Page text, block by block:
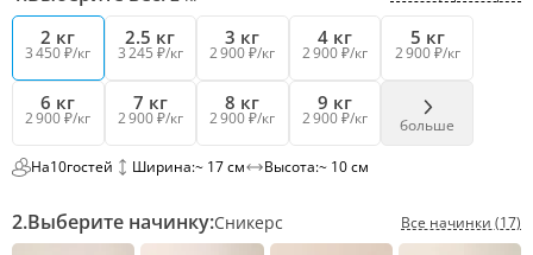
2 кг
3 450 ₽/кг
2.5 кг
3 245 ₽/кг
3 кг
2 900 ₽/кг
4 кг
2 900 ₽/кг
5 кг
2 900 ₽/кг
6 кг
2 900 ₽/кг
7 кг
2 900 ₽/кг
8 кг
2 900 ₽/кг
9 кг
2 900 ₽/кг больше
На10гостей Ширина:~ 17 см Высота:~ 10 см
2.Выберите начинку:Сникерс Все начинки (17)